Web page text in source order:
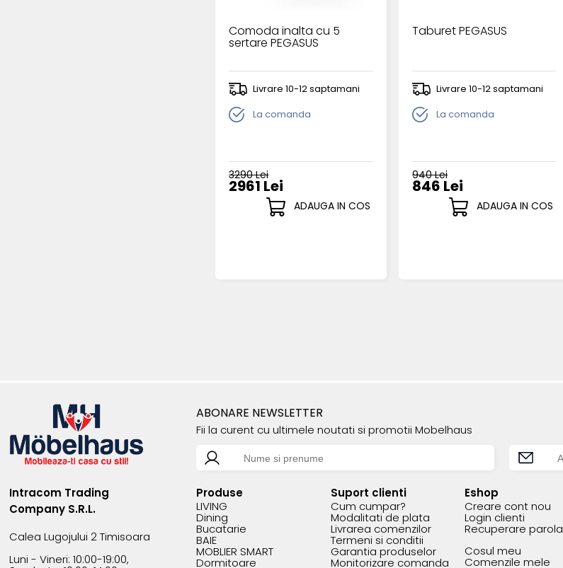
Comoda inalta cu 5
sertare PEGASUS
Livrare 10-12 saptamani
La comanda
3290 Lei
2961 Lei
ADAUGA IN COS
Taburet PEGASUS
Livrare 10-12 saptamani
La comanda
940 Lei
846 Lei
ADAUGA IN COS
ABONARE NEWSLETTER
Fii la curent cu ultimele noutati si promotii Mobelhaus
Intracom Trading
Company S.R.L.
Calea Lugojului 2 Timisoara
Luni - Vineri: 10:00-19:00,
Produse
LIVING
Dining
Bucatarie
BAIE
MOBLIER SMART
Dormitoare
Suport clienti
Cum cumpar?
Modalitati de plata
Livrarea comenzilor
Termeni si conditii
Garantia produselor
Monitorizare comanda
Eshop
Creare cont nou
Login clienti
Recuperare parola
Cosul meu
Comenzile mele